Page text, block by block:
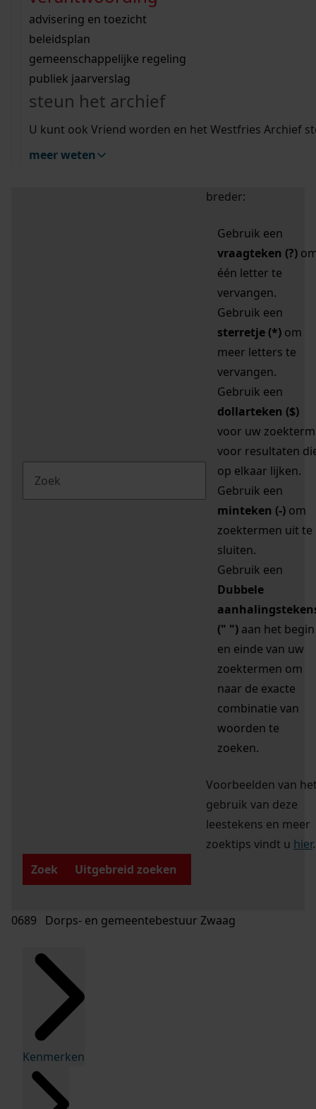
bouwvergunningen
omgevingsvergunningen
vergunningen
beeld en geluid
uitleg nodig?
Wij helpen u op weg met een aantal zoektips.
bekijk alle zoektips
Wij helpen u op weg met een aantal zoektips.
bekijk alle zoektips
bekijk ons geschiedenislokaal
advisering en toezicht
beleidsplan
gemeenschappelijke regeling
publiek jaarverslag
steun het archief
U kunt ook Vriend worden en het Westfries Archief
meer weten
zoektips
Mijn Studiezaal (inloggen)
uw zoekopdracht te
breder:
Gebruik een
vraagteken (?)
één letter te
vervangen.
Gebruik een
sterretje (*) om
meer letters te
vervangen.
Gebruik een
dollarteken ($)
voor uw zoekterm
voor resultaten
op elkaar lijken.
Gebruik een
minteken (-) om
zoektermen uit te
sluiten.
Gebruik een
Dubbele
(" ") aan het begin
en einde van uw
zoektermen om
naar de exacte
combinatie van
woorden te
zoeken.
Voorbeelden van
gebruik van deze
leestekens en meer
zoektips vindt u hier.
Zoek
Uitgebreid zoeken
0689 Dorps- en gemeentebestuur Zwaag
Kenmerken